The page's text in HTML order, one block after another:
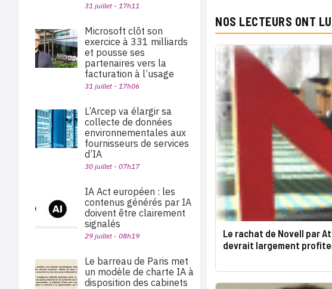
NOS LECTEURS ONT
Le rachat de Novell par
devrait largement
31 juillet - 17h11
Microsoft clôt son
exercice à 331 milliards
et pousse ses
partenaires vers la
facturation à l’usage
31 juillet - 17h06
L’Arcep va élargir sa
collecte de données
environnementales aux
fournisseurs de services
d’IA
30 juillet - 07h17
IA Act européen : les
contenus générés par IA
doivent être clairement
signalés
29 juillet - 08h19
Le barreau de Paris met
un modèle de charte IA à
disposition des cabinets